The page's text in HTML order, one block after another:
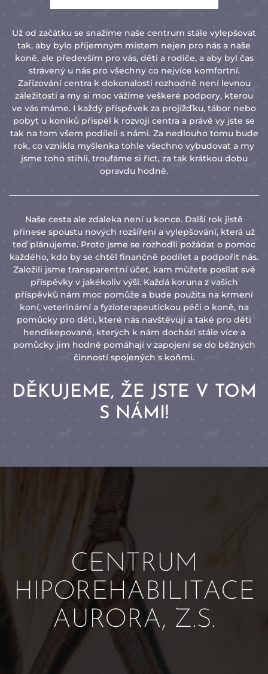
Už od začátku se snažíme naše centrum stále vylepšovat
tak, aby bylo příjemným místem nejen pro nás a naše
koně, ale především pro vás, děti a rodiče, a aby byl čas
strávený u nás pro všechny co nejvíce komfortní.
Zařizování centra k dokonalosti rozhodně není levnou
záležitostí a my si moc vážíme veškeré podpory, kterou
ve vás máme. I každý příspěvek za projížďku, tábor nebo
pobyt u koníků přispěl k rozvoji centra a právě vy jste se
tak na tom všem podíleli s námi. Za nedlouho tomu bude
rok, co vznikla myšlenka tohle všechno vybudovat a my
jsme toho stihli, troufáme si říct, za tak krátkou dobu
opravdu hodně.
Naše cesta ale zdaleka není u konce. Další rok jistě
přinese spoustu nových rozšíření a vylepšování, která už
teď plánujeme. Proto jsme se rozhodli požádat o pomoc
každého, kdo by se chtěl finančně podílet a podpořit nás.
Založili jsme transparentní účet, kam můžete posílat své
příspěvky v jakékoliv výši. Každá koruna z vašich
příspěvků nám moc pomůže a bude použita na krmení
koní, veterinární a fyzioterapeutickou péči o koně, na
pomůcky pro děti, které nás navštěvují a také pro děti
hendikepované, kterých k nám dochází stále více a
pomůcky jim hodně pomáhají v zapojení se do běžných
činností spojených s koňmi.
DĚKUJEME, ŽE JSTE V TOM
S NÁMI!
CENTRUM
HIPOREHABILITACE
AURORA, Z.S.